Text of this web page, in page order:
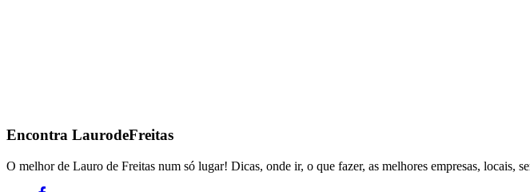
Encontra LaurodeFreitas
O melhor de Lauro de Freitas num só lugar! Dicas, onde ir, o que fazer, as melhores empresas, locais,